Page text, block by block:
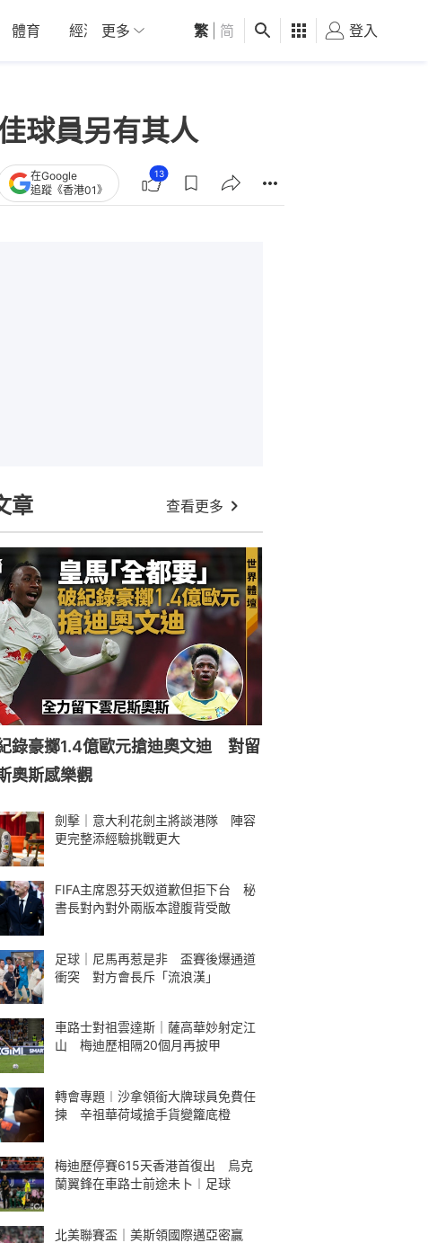
體育 經濟 01深圳 觀點 健康 好食玩飛
更多 繁 简 登入
球員另有其人
在Google
追蹤《香港01》
13
章 查看更多
錄豪擲1.4億歐元搶迪奧文迪 對留
奧斯感樂觀
劍擊｜意大利花劍主將談港隊 陣容
更完整添經驗挑戰更大
FIFA主席恩芬天奴道歉但拒下台 秘
書長對內對外兩版本證腹背受敵
足球｜尼馬再惹是非 盃賽後爆通道
衝突 對方會長斥「流浪漢」
車路士對祖雲達斯｜薩高華妙射定江
山 梅迪歷相隔20個月再披甲
轉會專題︱沙拿領銜大牌球員免費任
揀 辛祖華荷域搶手貨變籮底橙
梅迪歷停賽615天香港首復出 烏克
蘭翼鋒在車路士前途未卜︱足球
北美聯賽盃｜美斯領國際邁亞密贏